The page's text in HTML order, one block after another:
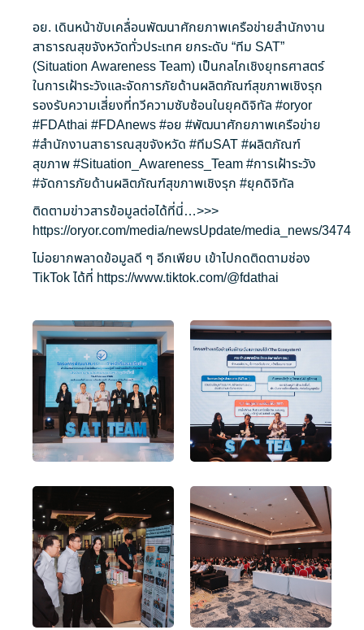
อย. เดินหน้าขับเคลื่อนพัฒนาศักยภาพเครือข่ายสำนักงาน
สาธารณสุขจังหวัดทั่วประเทศ ยกระดับ “ทีม SAT”
(Situation Awareness Team) เป็นกลไกเชิงยุทธศาสตร์
ในการเฝ้าระวังและจัดการภัยด้านผลิตภัณฑ์สุขภาพเชิงรุก
รองรับความเสี่ยงที่ทวีความซับซ้อนในยุคดิจิทัล #oryor
#FDAthai #FDAnews#อย #พัฒนาศักยภาพเครือข่าย
#สำนักงานสาธารณสุขจังหวัด #ทีมSAT#ผลิตภัณฑ์
สุขภาพ#Situation_Awareness_Team#การเฝ้าระวัง
#จัดการภัยด้านผลิตภัณฑ์สุขภาพเชิงรุก #ยุคดิจิทัล
ติดตามข่าวสารข้อมูลต่อได้ที่นี่…>>>
https://oryor.com/media/newsUpdate/media_news/3474
ไม่อยากพลาดข้อมูลดี ๆ อีกเพียบ เข้าไปกดติดตามช่อง
TikTok ได้ที่ https://www.tiktok.com/@fdathai